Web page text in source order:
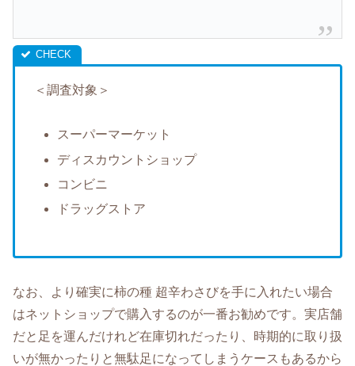
＜調査対象＞
スーパーマーケット
ディスカウントショップ
コンビニ
ドラッグストア
なお、より確実に柿の種 超辛わさびを手に入れたい場合
はネットショップで購入するのが一番お勧めです。実店舗
だと足を運んだけれど在庫切れだったり、時期的に取り扱
いが無かったりと無駄足になってしまうケースもあるから